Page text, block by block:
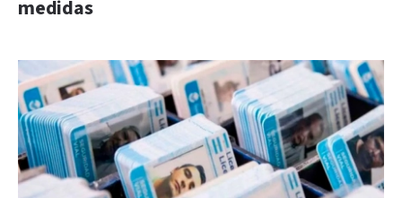
medidas